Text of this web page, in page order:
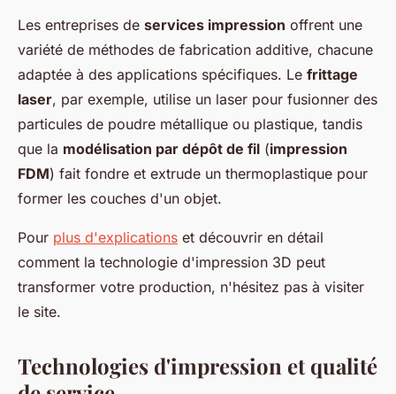
Les entreprises de services impression offrent une
variété de méthodes de fabrication additive, chacune
adaptée à des applications spécifiques. Le frittage
laser, par exemple, utilise un laser pour fusionner des
particules de poudre métallique ou plastique, tandis
que la modélisation par dépôt de fil (impression
FDM) fait fondre et extrude un thermoplastique pour
former les couches d'un objet.
Pour plus d'explications et découvrir en détail
comment la technologie d'impression 3D peut
transformer votre production, n'hésitez pas à visiter
le site.
Technologies d'impression et qualité